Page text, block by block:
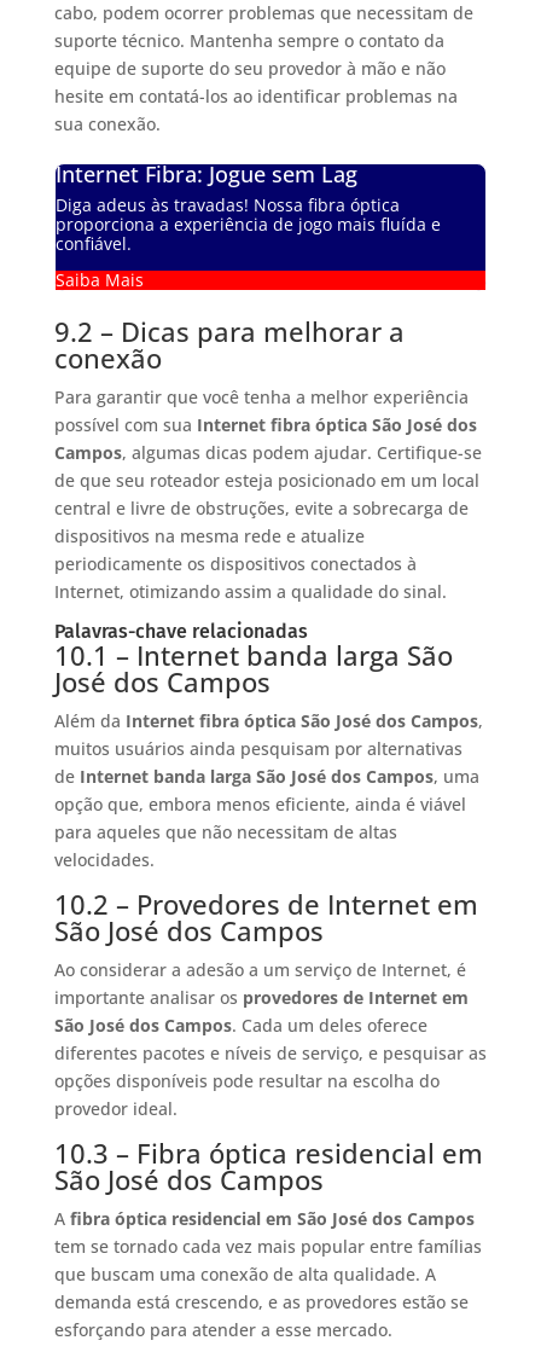
cabo, podem ocorrer problemas que necessitam de
suporte técnico. Mantenha sempre o contato da
equipe de suporte do seu provedor à mão e não
hesite em contatá-los ao identificar problemas na
sua conexão.
Internet Fibra: Jogue sem Lag
Diga adeus às travadas! Nossa fibra óptica
proporciona a experiência de jogo mais fluída e
confiável.
Saiba Mais
9.2 – Dicas para melhorar a
conexão
Para garantir que você tenha a melhor experiência
possível com sua Internet fibra óptica São José dos
Campos, algumas dicas podem ajudar. Certifique-se
de que seu roteador esteja posicionado em um local
central e livre de obstruções, evite a sobrecarga de
dispositivos na mesma rede e atualize
periodicamente os dispositivos conectados à
Internet, otimizando assim a qualidade do sinal.
Palavras-chave relacionadas
10.1 – Internet banda larga São
José dos Campos
Além da Internet fibra óptica São José dos Campos,
muitos usuários ainda pesquisam por alternativas
de Internet banda larga São José dos Campos, uma
opção que, embora menos eficiente, ainda é viável
para aqueles que não necessitam de altas
velocidades.
10.2 – Provedores de Internet em
São José dos Campos
Ao considerar a adesão a um serviço de Internet, é
importante analisar os provedores de Internet em
São José dos Campos. Cada um deles oferece
diferentes pacotes e níveis de serviço, e pesquisar as
opções disponíveis pode resultar na escolha do
provedor ideal.
10.3 – Fibra óptica residencial em
São José dos Campos
A fibra óptica residencial em São José dos Campos
tem se tornado cada vez mais popular entre famílias
que buscam uma conexão de alta qualidade. A
demanda está crescendo, e as provedores estão se
esforçando para atender a esse mercado.